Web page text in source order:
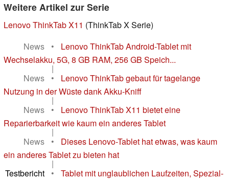
Weitere Artikel zur Serie
Lenovo ThinkTab X11 (ThinkTab X Serie)
News
•
Lenovo ThinkTab Android-Tablet mit
Wechselakku, 5G, 8 GB RAM, 256 GB Speich...
|
News
•
Lenovo ThinkTab gebaut für tagelange
Nutzung in der Wüste dank Akku-Kniff
|
News
•
Lenovo ThinkTab X11 bietet eine
Reparierbarkeit wie kaum ein anderes Tablet
|
News
•
Dieses Lenovo-Tablet hat etwas, was kaum
ein anderes Tablet zu bieten hat
|
Testbericht
•
Tablet mit unglaublichen Laufzeiten, Spezial-